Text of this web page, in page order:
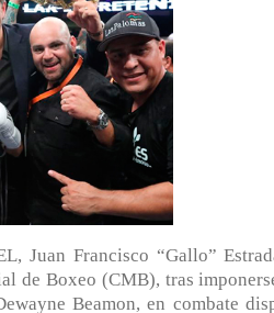
Juan Francisco “Gallo”
de Boxeo (CMB), tras
Beamon, en combate